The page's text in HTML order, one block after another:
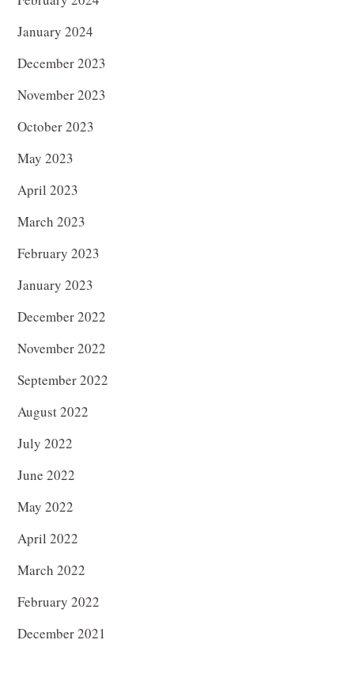
January 2024
December 2023
November 2023
October 2023
May 2023
April 2023
March 2023
February 2023
January 2023
December 2022
November 2022
September 2022
August 2022
July 2022
June 2022
May 2022
April 2022
March 2022
February 2022
December 2021